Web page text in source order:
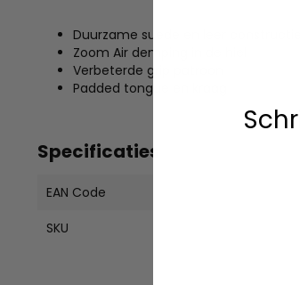
Duurzame suede en leer constructie
Zoom Air demping in de hiel
Verbeterde grip patroon
Padded tongue en kraag
Specificaties
EAN Code
SKU